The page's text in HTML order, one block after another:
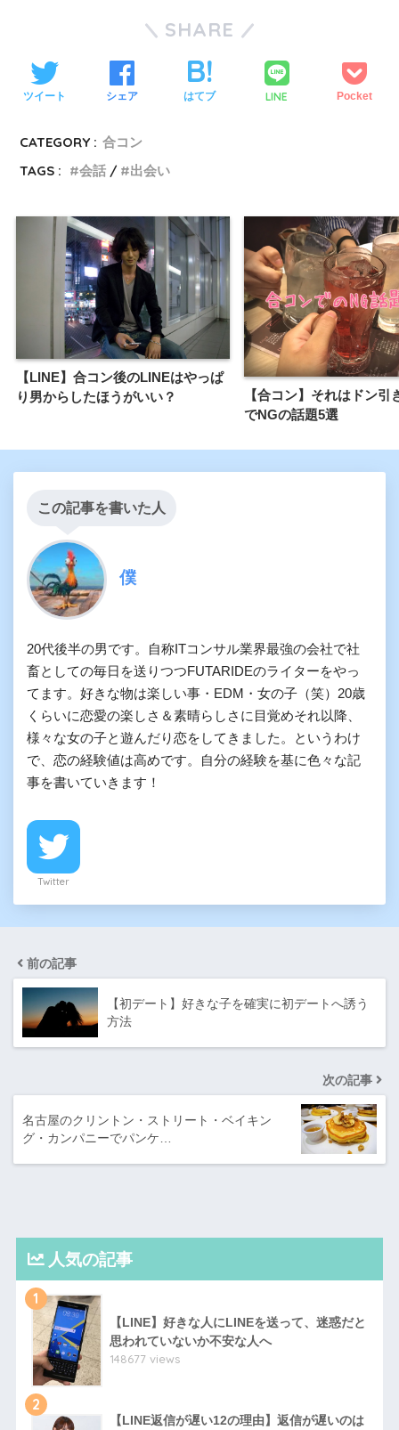
SHARE
ツイート シェア はてブ LINE Pocket
CATEGORY : 合コン
TAGS :
会話 出会い
【LINE】合コン後のLINEはやっぱ
り男からしたほうがいい？
【合コン】それはドン引
でNGの話題5選
この記事を書いた人
僕
20代後半の男です。自称ITコンサル業界最強の会社で社
畜としての毎日を送りつつFUTARIDEのライターをやっ
てます。好きな物は楽しい事・EDM・女の子（笑）20歳
くらいに恋愛の楽しさ＆素晴らしさに目覚めそれ以降、
様々な女の子と遊んだり恋をしてきました。というわけ
で、恋の経験値は高めです。自分の経験を基に色々な記
事を書いていきます！
Twitter
前の記事
【初デート】好きな子を確実に初デートへ誘う
方法
次の記事
名古屋のクリントン・ストリート・ベイキン
グ・カンパニーでパンケ…
人気の記事
1
【LINE】好きな人にLINEを送って、迷惑だと
思われていないか不安な人へ
148677 views
2
【LINE返信が遅い12の理由】返信が遅いのは